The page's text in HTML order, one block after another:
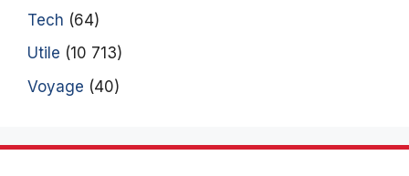
Tech (64)
Utile (10 713)
Voyage (40)